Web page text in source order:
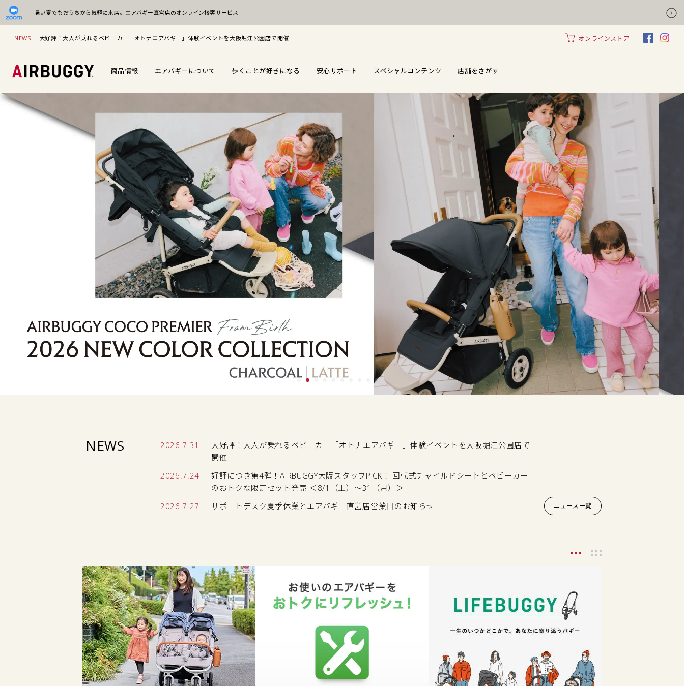
暑い夏でもおうちから気軽に来店。 エアバギー直営店のオンライン接客サービス
NEWS 大好評！大人が乗れるベビーカー「オトナエアバギー」体験イベントを大阪堀江公園店で開催 オンラインストア
商品情報 エアバギーについて 歩くことが好きになる 安心サポート スペシャルコンテンツ 店舗をさがす
NEWS 2026.7.31
大好評！大人が乗れるベビーカー「オトナエアバギー」体験イベントを大阪堀江公園店で
開催
2026.7.24
好評につき第4弾！AIRBUGGY大阪スタッフPICK！ 回転式チャイルドシートとベビーカー
のおトクな限定セット発売 ＜8/1（土）〜31（月）＞
2026.7.27
サポートデスク夏季休業とエアバギー直営店営業日のお知らせ ニュース一覧